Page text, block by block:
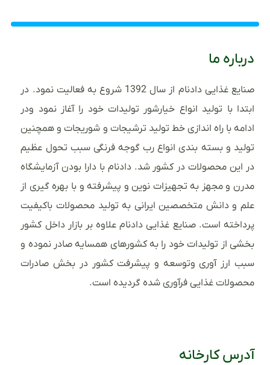
درباره ما
صنایع غذایی دادنام از سال 1392 شروع به فعالیت نمود. در
ابتدا با تولید انواع خیارشور تولیدات خود را آغاز نمود ودر
ادامه با راه اندازی خط تولید ترشیجات و شوریجات و همچنین
تولید و بسته بندی انواع رب گوجه فرنگی سبب تحول عظیم
در این محصولات در کشور شد. دادنام با دارا بودن آزمایشگاه
مدرن و مجهز به تجهیزات نوین و پیشرفته و با بهره گیری از
علم و دانش متخصصین ایرانی به تولید محصولات باکیفیت
پرداخته است. صنایع غذایی دادنام علاوه بر بازار داخل کشور
بخشی از تولیدات خود را به کشورهای همسایه صادر نموده و
سبب ارز آوری وتوسعه و پیشرفت کشور در بخش صادرات
محصولات غذایی فرآوری شده گردیده است.
آدرس کارخانه